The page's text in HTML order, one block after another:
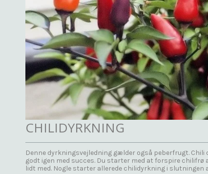
CHILIDYRKNING
Denne dyrkningsvejledning gælder også peberfrugt.
godt igen med succes. Du starter med at forspire
lidt med. Nogle starter allerede chilidyrkning i slutningen